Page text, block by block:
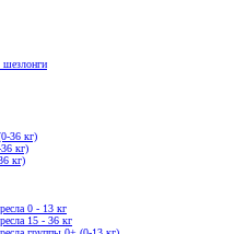
шезлонги
36 кг)
кг)
кг)
0 - 13 кг
15 - 36 кг